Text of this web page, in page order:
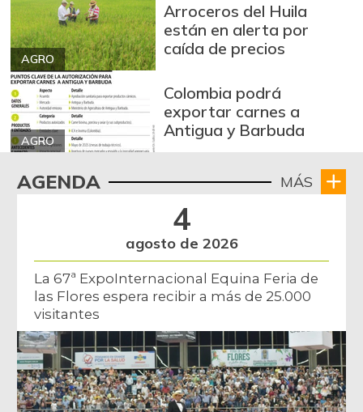
AGRO
Arroceros del Huila
están en alerta por
caída de precios
AGRO
Colombia podrá
exportar carnes a
Antigua y Barbuda
AGENDA MÁS
4
agosto de 2026
La 67ª ExpoInternacional Equina Feria de
las Flores espera recibir a más de 25.000
visitantes